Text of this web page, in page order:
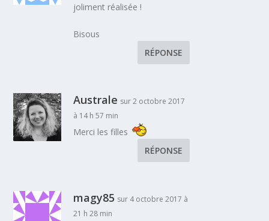
joliment réalisée !
Bisous
RÉPONSE
Australe sur 2 octobre 2017
à 14 h 57 min
Merci les filles
RÉPONSE
magy85 sur 4 octobre 2017 à
21 h 28 min